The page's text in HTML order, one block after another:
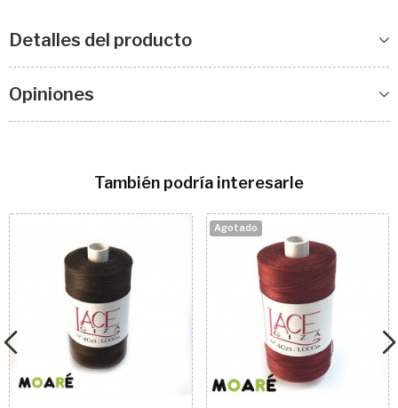
Detalles del producto
Opiniones
También podría interesarle
Agotado